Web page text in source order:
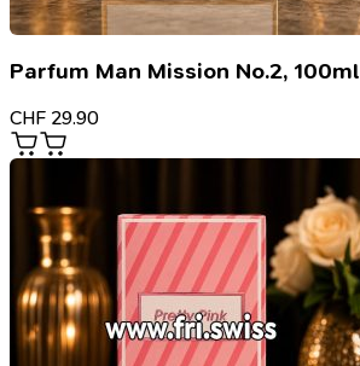
Parfum Man Mission No.2, 100ml
CHF 29.90